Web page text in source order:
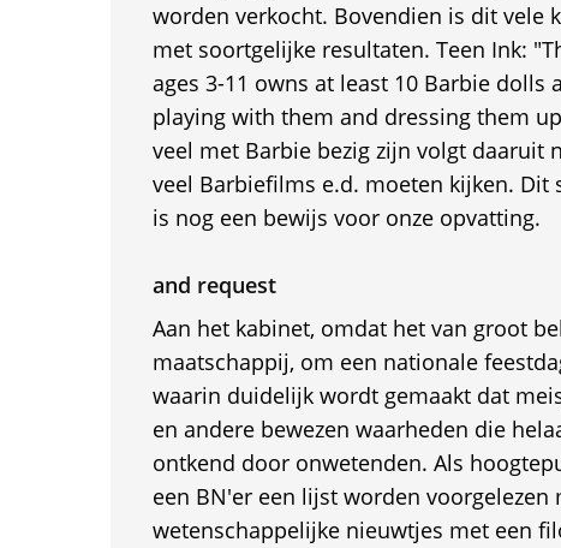
worden verkocht. Bovendien is dit vele
met soortgelijke resultaten. Teen Ink:
ages 3-11 owns at least 10 Barbie dolls
playing with them and dressing them
veel met Barbie bezig zijn volgt daaruit
veel Barbiefilms e.d. moeten kijken. Dit
is nog een bewijs voor onze opvatting.
and request
Aan het kabinet, omdat het van groot
maatschappij, om een nationale
waarin duidelijk wordt gemaakt dat
en andere bewezen waarheden die
ontkend door onwetenden. Als
een BN'er een lijst worden voorgelezen
wetenschappelijke nieuwtjes met een